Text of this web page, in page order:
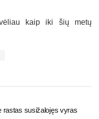
kaip iki šių metų
rastas susižalojęs vyras